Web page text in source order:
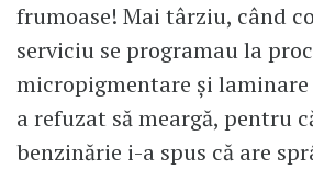
frumoase! Mai târziu, când
serviciu se programau la
micropigmentare și laminare
a refuzat să meargă, pentru
benzinărie i-a spus că are